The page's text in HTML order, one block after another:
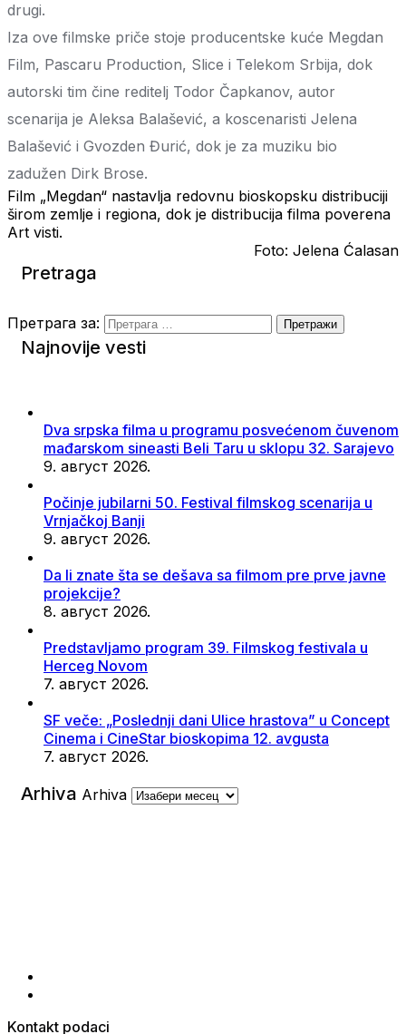
drugi.
Iza ove filmske priče stoje producentske kuće Megdan
Film, Pascaru Production, Slice i Telekom Srbija, dok
autorski tim čine reditelj Todor Čapkanov, autor
scenarija je Aleksa Balašević, a koscenaristi Jelena
Balašević i Gvozden Đurić, dok je za muziku bio
zadužen Dirk Brose.
Film „Megdan“ nastavlja redovnu bioskopsku distribuciji
širom zemlje i regiona, dok je distribucija filma poverena
Art visti.
Foto: Jelena Ćalasan
Pretraga
Претрага за:
Najnovije vesti
Dva srpska filma u programu posvećenom čuvenom
mađarskom sineasti Beli Taru u sklopu 32. Sarajevo
9. август 2026.
Počinje jubilarni 50. Festival filmskog scenarija u
Vrnjačkoj Banji
9. август 2026.
Da li znate šta se dešava sa filmom pre prve javne
projekcije?
8. август 2026.
Predstavljamo program 39. Filmskog festivala u
Herceg Novom
7. август 2026.
SF veče: „Poslednji dani Ulice hrastova” u Concept
Cinema i CineStar bioskopima 12. avgusta
7. август 2026.
Arhiva Arhiva
Kontakt podaci